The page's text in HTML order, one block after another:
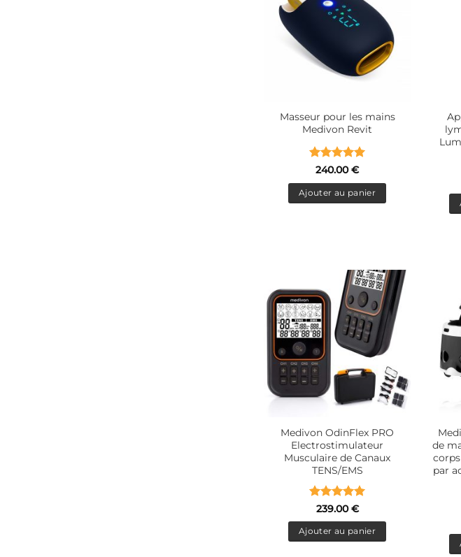
Masseur pour les mains
Medivon Revit
Note5sur
240.00€
Ajouter au panier
Medivon OdinFlex PRO
Electrostimulateur
Musculaire de Canaux
TENS/EMS
Note5sur
239.00€
Ajouter au panier
de
par